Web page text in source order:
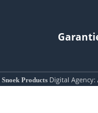
Snoek Products Digital Agency: